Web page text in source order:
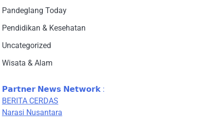
Pandeglang Today
Pendidikan & Kesehatan
Uncategorized
Wisata & Alam
𝗣𝗮𝗿𝘁𝗻𝗲𝗿 𝗡𝗲𝘄𝘀 𝗡𝗲𝘁𝘄𝗼𝗿𝗸 :
BERITA CERDAS
Narasi Nusantara